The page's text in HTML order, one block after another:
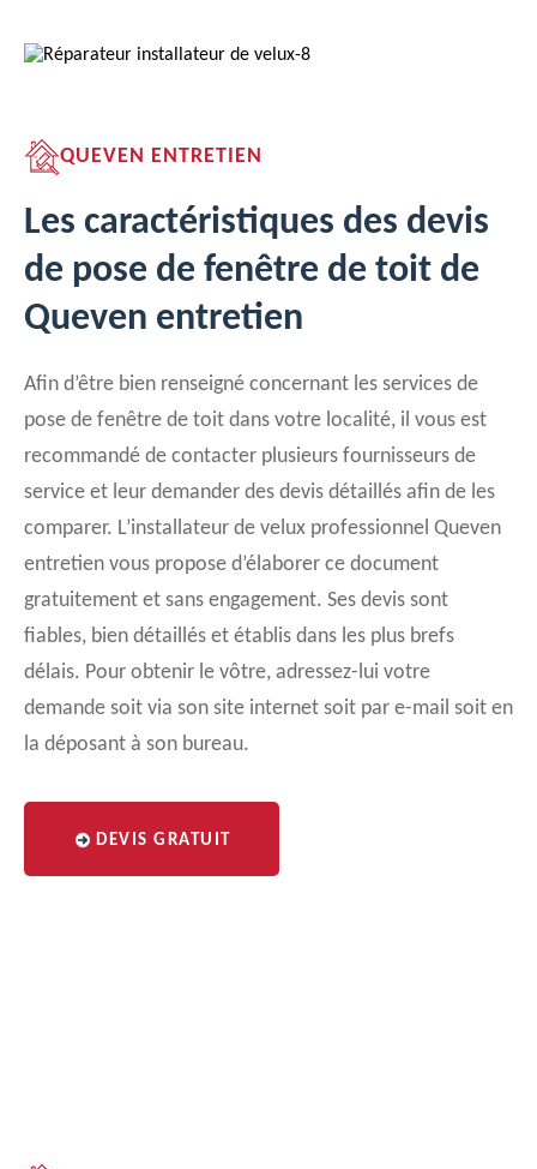
QUEVEN ENTRETIEN
Les caractéristiques des devis
de pose de fenêtre de toit de
Queven entretien
Afin d’être bien renseigné concernant les services de
pose de fenêtre de toit dans votre localité, il vous est
recommandé de contacter plusieurs fournisseurs de
service et leur demander des devis détaillés afin de les
comparer. L’installateur de velux professionnel Queven
entretien vous propose d’élaborer ce document
gratuitement et sans engagement. Ses devis sont
fiables, bien détaillés et établis dans les plus brefs
délais. Pour obtenir le vôtre, adressez-lui votre
demande soit via son site internet soit par e-mail soit en
la déposant à son bureau.
DEVIS GRATUIT